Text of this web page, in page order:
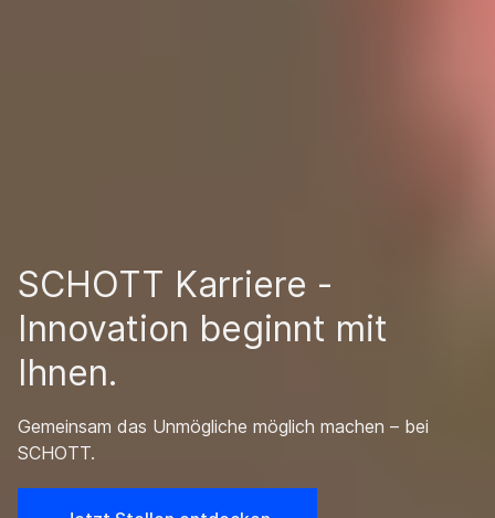
SCHOTT Karriere -
Innovation beginnt mit
Ihnen.
Gemeinsam das Unmögliche möglich machen – bei
SCHOTT.